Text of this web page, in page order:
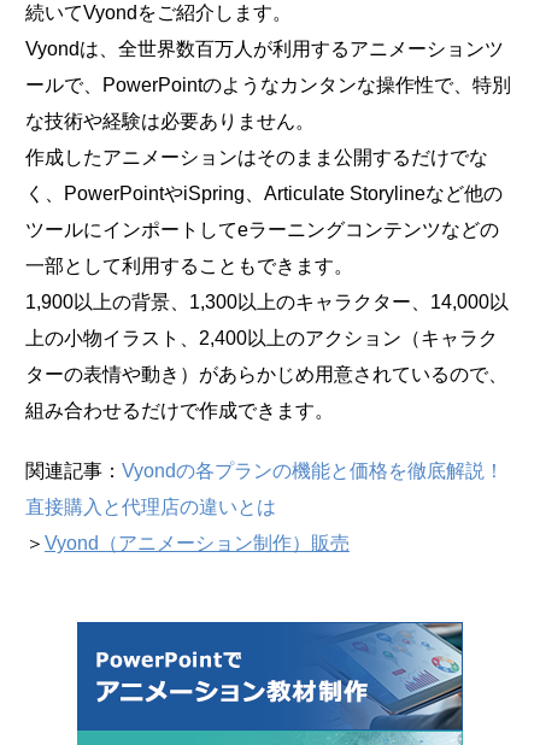
続いてVyondをご紹介します。
Vyondは、全世界数百万人が利用するアニメーションツ
ールで、PowerPointのようなカンタンな操作性で、特別
な技術や経験は必要ありません。
作成したアニメーションはそのまま公開するだけでな
く、PowerPointやiSpring、Articulate Storylineなど他の
ツールにインポートしてeラーニングコンテンツなどの
一部として利用することもできます。
1,900以上の背景、1,300以上のキャラクター、14,000以
上の小物イラスト、2,400以上のアクション（キャラク
ターの表情や動き）があらかじめ用意されているので、
組み合わせるだけで作成できます。
関連記事： Vyondの各プランの機能と価格を徹底解説！
直接購入と代理店の違いとは
＞ Vyond（アニメーション制作）販売